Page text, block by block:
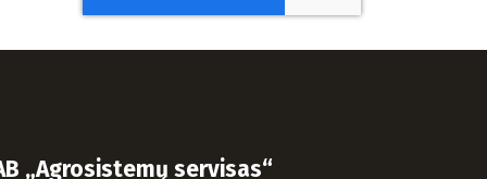
„Agrosistemų servisas“